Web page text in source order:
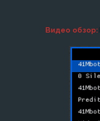
Видео обзор: